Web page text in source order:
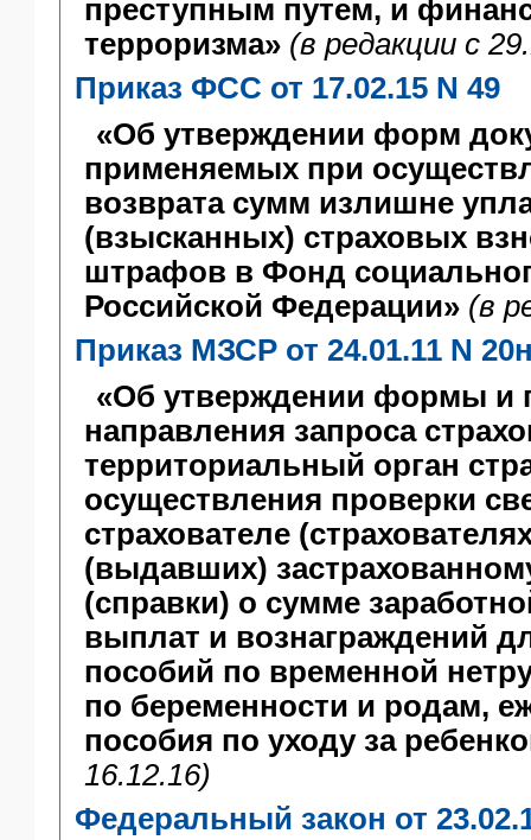
преступным путем, и
терроризма» (в редакции c
Приказ ФСС от 17.02.15 N 49
«Об утверждении форм
применяемых при
возврата сумм излишне
(взысканных) страховых
штрафов в Фонд
Российской Федерации» (в
Приказ МЗСР от 24.01.11 N
«Об утверждении формы и
направления запроса
территориальный орган
осуществления проверки
страхователе
(выдавших)
(справки) о сумме
выплат и вознаграждений
пособий по временной
по беременности и родам,
пособия по уходу за
16.12.16)
Федеральный закон от